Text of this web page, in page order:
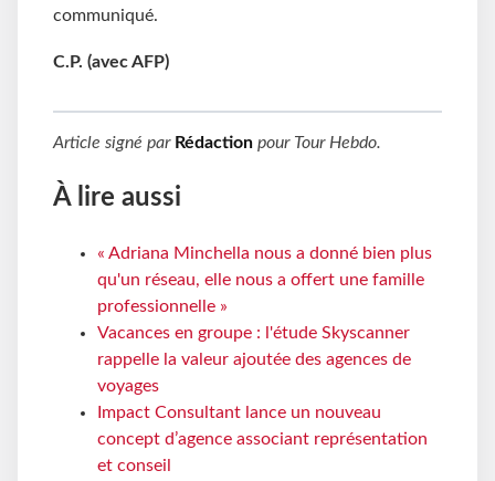
communiqué.
C.P. (avec AFP)
Article signé par Rédaction pour Tour Hebdo.
À lire aussi
« Adriana Minchella nous a donné bien plus
qu'un réseau, elle nous a offert une famille
professionnelle »
Vacances en groupe : l'étude Skyscanner
rappelle la valeur ajoutée des agences de
voyages
Impact Consultant lance un nouveau
concept d’agence associant représentation
et conseil